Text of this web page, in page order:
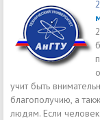
учит быть
благополучию, а
людям. Если